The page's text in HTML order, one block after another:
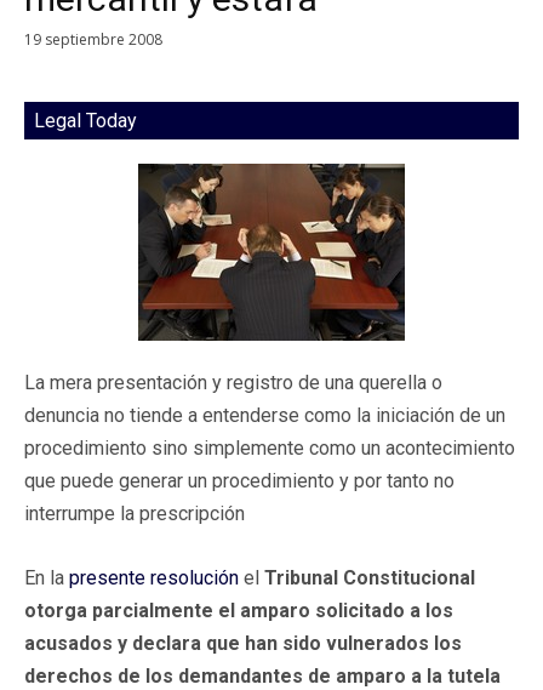
19 septiembre 2008
Legal Today
La mera presentación y registro de una querella o
denuncia no tiende a entenderse como la iniciación de un
procedimiento sino simplemente como un acontecimiento
que puede generar un procedimiento y por tanto no
interrumpe la prescripción
En la presente resolución el Tribunal Constitucional
otorga parcialmente el amparo solicitado a los
acusados y declara que han sido vulnerados los
derechos de los demandantes de amparo a la tutela